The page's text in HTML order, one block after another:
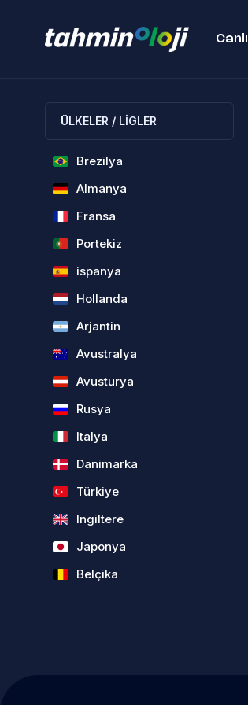
Canlı
ÜLKELER / LİGLER
Brezilya
Almanya
Fransa
Portekiz
ispanya
Hollanda
Arjantin
Avustralya
Avusturya
Rusya
Italya
Danimarka
Türkiye
Ingiltere
Japonya
Belçika